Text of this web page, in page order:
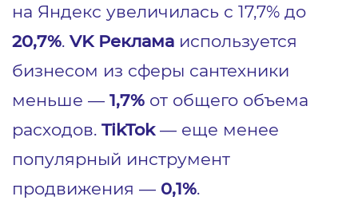
на Яндекс увеличилась с 17,7% до
20,7%. VK Реклама используется
бизнесом из сферы сантехники
меньше — 1,7% от общего объема
расходов. TikTok— еще менее
популярный инструмент
продвижения — 0,1%.